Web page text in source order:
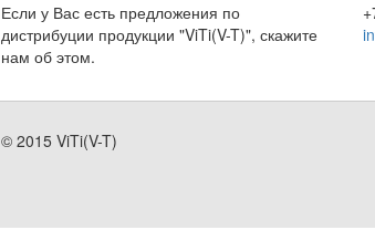
Если у Вас есть предложения по
дистрибуции продукции "ViTi(V-T)", скажите
нам об этом.
© 2015 ViTi(V-T)